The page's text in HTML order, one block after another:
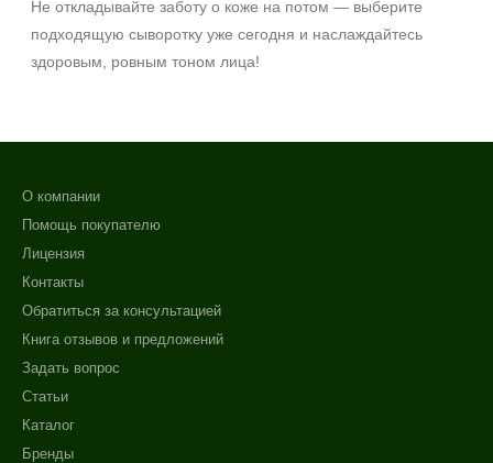
Не откладывайте заботу о коже на потом — выберите
подходящую сыворотку уже сегодня и наслаждайтесь
здоровым, ровным тоном лица!
О компании
Помощь покупателю
Лицензия
Контакты
Обратиться за консультацией
Книга отзывов и предложений
Задать вопрос
Статьи
Каталог
Бренды